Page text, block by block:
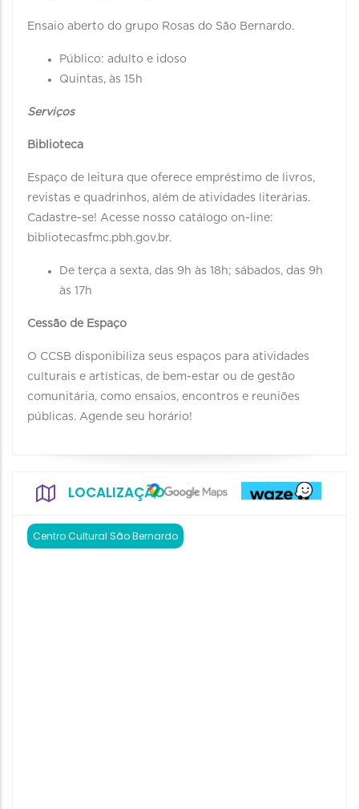
Ensaio aberto do grupo Rosas do São Bernardo.
Público: adulto e idoso
Quintas, às 15h
Serviços
Biblioteca
Espaço de leitura que oferece empréstimo de livros,
revistas e quadrinhos, além de atividades literárias.
Cadastre-se! Acesse nosso catálogo on-line:
bibliotecasfmc.pbh.gov.br.
De terça a sexta, das 9h às 18h; sábados, das 9h
às 17h
Cessão de Espaço
O CCSB disponibiliza seus espaços para atividades
culturais e artísticas, de bem-estar ou de gestão
comunitária, como ensaios, encontros e reuniões
públicas. Agende seu horário!
LOCALIZAÇÃO
Centro Cultural São Bernardo